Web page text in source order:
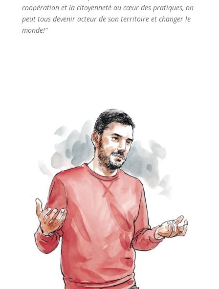
coopération et la citoyenneté au cœur des pratiques, on
peut tous devenir acteur de son territoire et changer le
monde!”